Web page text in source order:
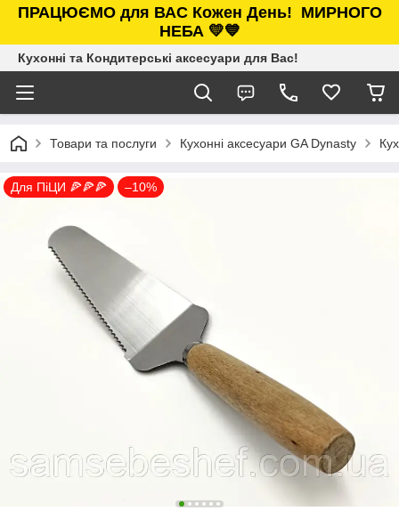
ПРАЦЮЄМО для ВАС Кожен День! МИРНОГО
НЕБА 💛💙
Кухонні та Кондитерські аксесуари для Вас!
Товари та послуги Кухонні аксесуари GA Dynasty
Для ПіЦИ 🍕🍕🍕 –10%